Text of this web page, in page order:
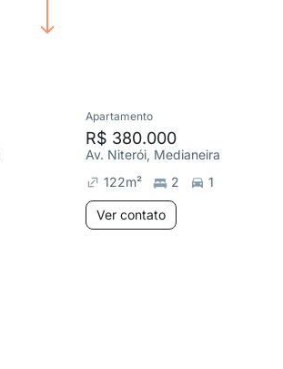
Apartamento
R$ 380.000
Av. Niterói, Medianeira
122m² 2 1
Ver contato